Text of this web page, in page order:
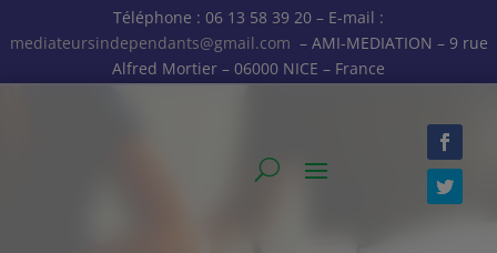
Téléphone : 06 13 58 39 20 – E-mail :
mediateursindependants@gmail.com – AMI-MEDIATION – 9 rue
Alfred Mortier – 06000 NICE – France